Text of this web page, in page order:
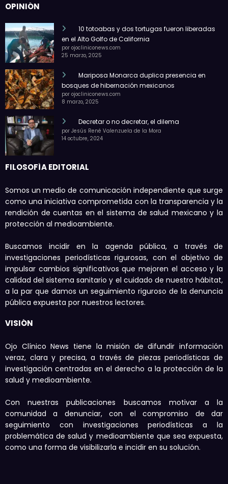
OPINIÓN
10 totoabas y dos tortugas fueron liberadas
en el Alto Golfo de California
por ojocliniconews.com
25 marzo, 2025
Mariposa Monarca duplica presencia en
bosques de hibernación mexicanos
por ojocliniconews.com
8 marzo, 2025
Decretar o no decretar, el dilema
por Jesús René Valenzuela de la Mora
14 octubre, 2024
FILOSOFÍA EDITORIAL
Somos un medio de comunicación independiente que surge
como una iniciativa comprometida con la transparencia y la
rendición de cuentas en el sistema de salud mexicano y la
protección al medioambiente.
Buscamos incidir en la agenda pública, a través de
investigaciones periodísticas rigurosas, con el objetivo de
impulsar cambios significativos que mejoren el acceso y la
calidad del sistema sanitario y el cuidado de nuestro hábitat,
a la par que damos un seguimiento riguroso de la denuncia
pública expuesta por nuestros lectores.
VISIÓN
Ojo Clínico News tiene la misión de difundir información
veraz, clara y precisa, a través de piezas periodísticas de
investigación centradas en el derecho a la protección de la
salud y medioambiente.
Con nuestras publicaciones buscamos motivar a la
comunidad a denunciar, con el compromiso de dar
seguimiento con investigaciones periodísticas a la
problemática de salud y medioambiente que sea expuesta,
como una forma de visibilizarla e incidir en su solución.